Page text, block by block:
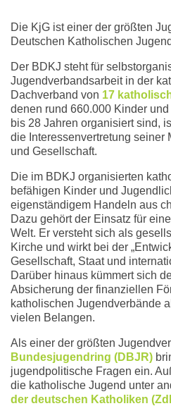
Die KjG ist einer der größten
Deutschen Katholischen
Der BDKJ steht für
Jugendverbandsarbeit in der
Dachverband von 17
denen rund 660.000 Kinder
bis 28 Jahren organisiert sind,
die Interessenvertretung seiner
und Gesellschaft.
Die im BDKJ organisierten
befähigen Kinder und
eigenständigem Handeln aus
Dazu gehört der Einsatz für
Welt. Er versteht sich als
Kirche und wirkt bei der
Gesellschaft, Staat und
Darüber hinaus kümmert sich
Absicherung der finanziellen
katholischen Jugendverbände
vielen Belangen.
Als einer der größten
Bundesjugendring (DBJR)
jugendpolitische Fragen ein.
die katholische Jugend unter
der deutschen Katholiken